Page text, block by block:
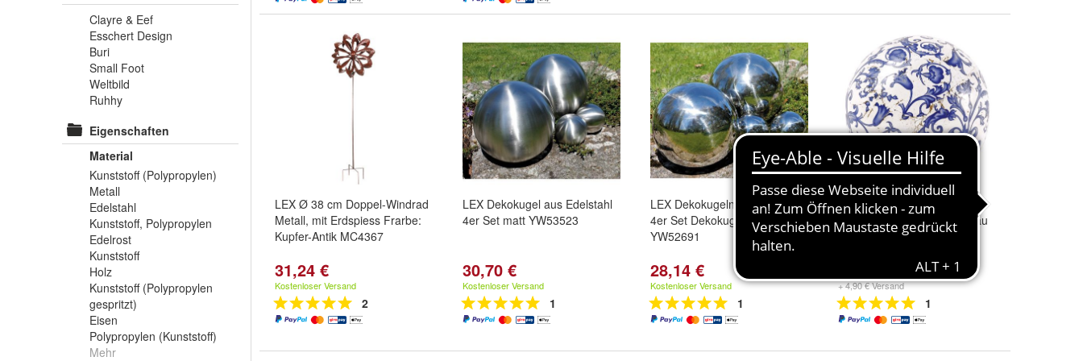
Clayre & Eef
Esschert Design
Buri
Small Foot
Weltbild
Ruhhy
Eigenschaften
Material
Kunststoff (Polypropylen)
Metall
Edelstahl
Kunststoff, Polypropylen
Edelrost
Kunststoff
Holz
Kunststoff (Polypropylen
gespritzt)
Eisen
Polypropylen (Kunststoff)
Mehr
LEX Ø 38 cm Doppel-Windrad
Metall, mit Erdspiess Frarbe:
Kupfer-Antik MC4367
31,24 €
Kostenloser Versand
2
LEX Dekokugel aus Edelstahl
4er Set matt YW53523
30,70 €
Kostenloser Versand
1
LEX Dekokugeln aus Edelstahl
4er Set Dekokugel glänzend
YW52691
28,14 €
Kostenloser Versand
1
Aged Ceramic Durchmesser
12 cm Deko Kugel weiss blau
Garten Landhaus Stil
+ 4,90 € Versand
1